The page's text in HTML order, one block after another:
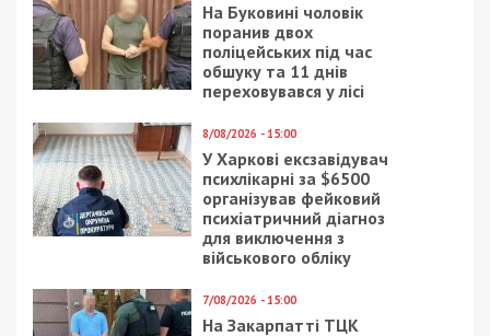
На Буковині чоловік
поранив двох
поліцейських під час
обшуку та 11 днів
переховувався у лісі
8/08/2026 - 15:00
У Харкові ексзавідувач
психлікарні за $6500
організував фейковий
психіатричний діагноз
для виключення з
військового обліку
7/08/2026 - 15:00
На Закарпатті ТЦК